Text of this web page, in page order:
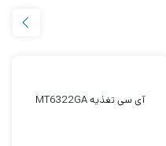
آی سی تغذیه MT6322GA